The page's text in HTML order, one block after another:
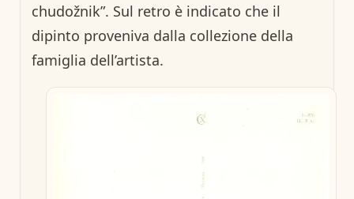
chudožnik”. Sul retro è indicato che il
dipinto proveniva dalla collezione della
famiglia dell’artista.